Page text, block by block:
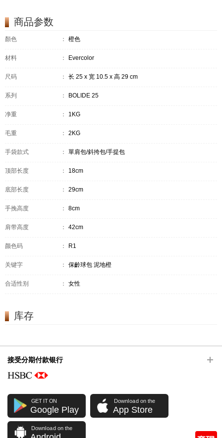
商品参数
顏色 ： 橙色
材料 ： Evercolor
尺码 ： 长 25 x 宽 10.5 x 高 29 cm
系列 ： BOLIDE 25
净重 ： 1KG
毛重 ： 2KG
手袋款式 ： 單肩包/斜挎包/手提包
顶部长度 ： 18cm
底部长度 ： 29cm
手挽高度 ： 8cm
肩带高度 ： 42cm
颜色码 ： R1
关键字 ： 保齡球包 泥地橙
合适性别 ： 女性
库存
接受分期付款银行
GET IT ON
Google Play
Download on the
App Store
Download on the